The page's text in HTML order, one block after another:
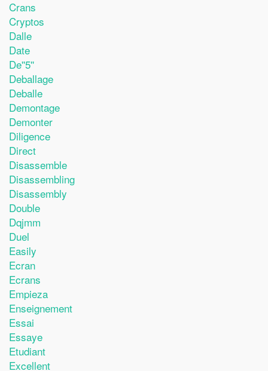
Crans
Cryptos
Dalle
Date
De''5''
Deballage
Deballe
Demontage
Demonter
Diligence
Direct
Disassemble
Disassembling
Disassembly
Double
Dqjmm
Duel
Easily
Ecran
Ecrans
Empieza
Enseignement
Essai
Essaye
Etudiant
Excellent